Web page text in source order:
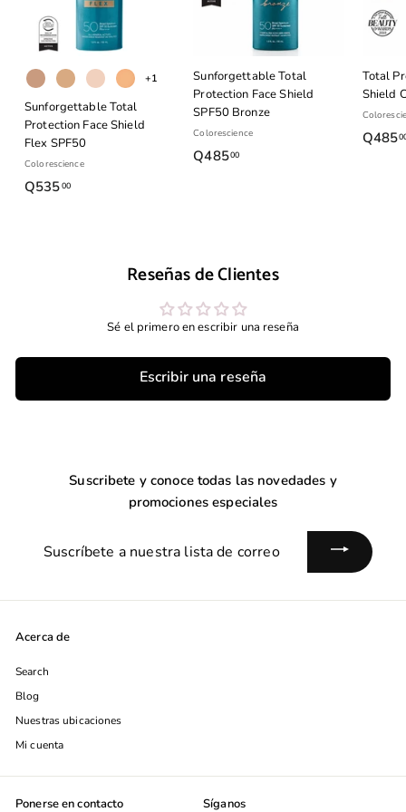
+1
Sunforgettable Total
Protection Face Shield
Flex SPF50
Colorescience
Q53500Q
Sunforgettable Total
Protection Face Shield
SPF50 Bronze
Colorescience
Q48500
0
Total
Shield
Q485
Reseñas de Clientes
Sé el primero en escribir una reseña
Escribir una reseña
Suscribete y conoce todas las novedades y
promociones especiales
Suscríbete
lista
correo
Acerca de
Search
Blog
Nuestras ubicaciones
Mi cuenta
Ponerse en contacto Síganos